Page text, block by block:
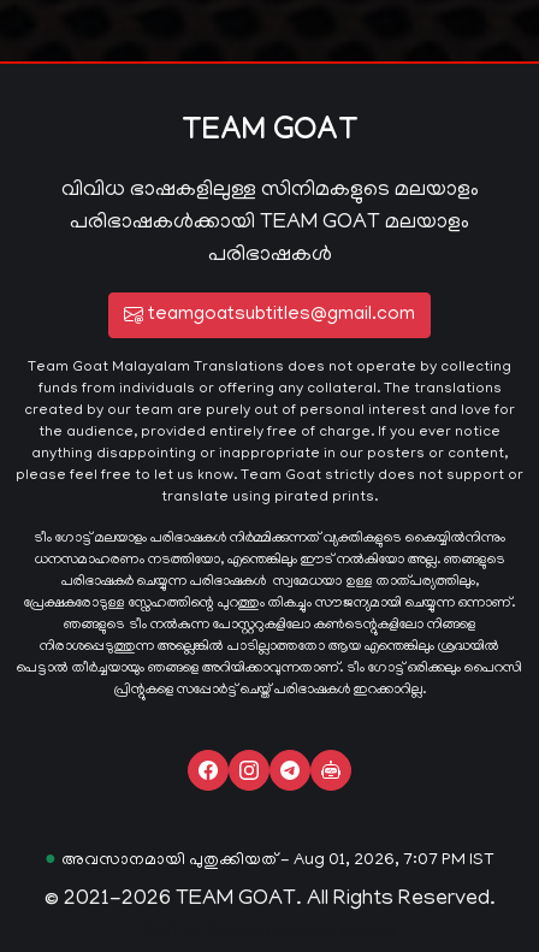
TEAM GOAT
വിവിധ ഭാഷകളിലുള്ള സിനിമകളുടെ മലയാളം
പരിഭാഷകൾക്കായി TEAM GOAT മലയാളം
പരിഭാഷകൾ
teamgoatsubtitles@gmail.com
Team Goat Malayalam Translations does not operate by collecting
funds from individuals or offering any collateral. The translations
created by our team are purely out of personal interest and love for
the audience, provided entirely free of charge. If you ever notice
anything disappointing or inappropriate in our posters or content,
please feel free to let us know. Team Goat strictly does not support or
translate using pirated prints.
ടീം ഗോട്ട് മലയാളം പരിഭാഷകൾ നിർമ്മിക്കുന്നത് വ്യക്തികളുടെ കൈയ്യില്‍നിന്നും
ധനസമാഹരണം നടത്തിയോ, എന്തെങ്കിലും ഈട് നൽകിയോ അല്ല. ഞങ്ങളുടെ
പരിഭാഷകർ ചെയ്യുന്ന പരിഭാഷകള്‍ സ്വമേധയാ ഉള്ള താത്പര്യത്തിലും,
പ്രേക്ഷകരോടുള്ള സ്നേഹത്തിന്റെ പുറത്തും തികച്ചും സൗജന്യമായി ചെയ്യുന്ന ഒന്നാണ്.
ഞങ്ങളുടെ ടീം നൽകുന്ന പോസ്റ്ററുകളിലോ കൺടെന്റുകളിലോ നിങ്ങളെ
നിരാശപ്പെടുത്തുന്ന അല്ലെങ്കിൽ പാടില്ലാത്തതോ ആയ എന്തെങ്കിലും ശ്രദ്ധയിൽ
പെട്ടാൽ തീർച്ചയായും ഞങ്ങളെ അറിയിക്കാവുന്നതാണ്. ടീം ഗോട്ട് ഒരിക്കലും പൈറസി
പ്രിന്റുകളെ സപ്പോർട്ട് ചെയ്ത് പരിഭാഷകൾ ഇറക്കാറില്ല.
● അവസാനമായി പുതുക്കിയത് - Aug 01, 2026, 7:07 PM IST
© 2021-2026 TEAM GOAT. All Rights Reserved.